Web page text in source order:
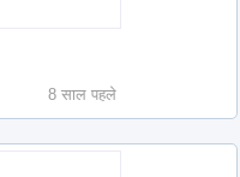
8 साल पहले